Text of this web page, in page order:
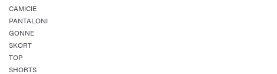
CAMICIE
PANTALONI
GONNE
SKORT
TOP
SHORTS